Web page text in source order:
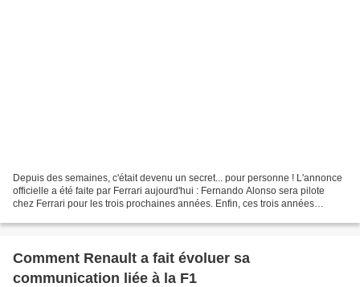
Depuis des semaines, c'était devenu un secret... pour personne ! L'annonce
officielle a été faite par Ferrari aujourd'hui : Fernando Alonso sera pilote
chez Ferrari pour les trois prochaines années. Enfin, ces trois années
Comment Renault a fait évoluer sa
communication liée à la F1